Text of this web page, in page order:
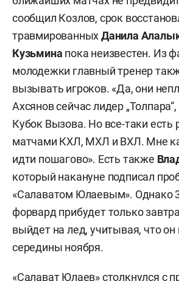
сообщил Козлов, срок
травмированныхДанила
Кузьмина пока неизвестен. Из
молодежки главный тренер
вызывать игроков. «Да, они
Ахсянов сейчас лидер
Кубок Вызова. Но все-таки
матчами КХЛ, МХЛ и ВХЛ. Мне
идти пошагово». Есть также
который накануне подписал
«Салаватом Юлаевым». Однако
форвард прибудет только
выйдет на лед, учитывая, что он
середины ноября.
«Салават Юлаев» столкнулся с